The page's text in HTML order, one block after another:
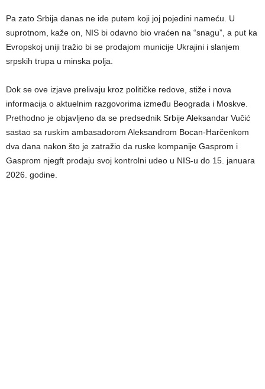
Pa zato Srbija danas ne ide putem koji joj pojedini nameću. U
suprotnom, kaže on, NIS bi odavno bio vraćen na “snagu”, a put ka
Evropskoj uniji tražio bi se prodajom municije Ukrajini i slanjem
srpskih trupa u minska polja.
Dok se ove izjave prelivaju kroz političke redove, stiže i nova
informacija o aktuelnim razgovorima između Beograda i Moskve.
Prethodno je objavljeno da se predsednik Srbije Aleksandar Vučić
sastao sa ruskim ambasadorom Aleksandrom Bocan-Harčenkom
dva dana nakon što je zatražio da ruske kompanije Gasprom i
Gasprom njegft prodaju svoj kontrolni udeo u NIS-u do 15. januara
2026. godine.